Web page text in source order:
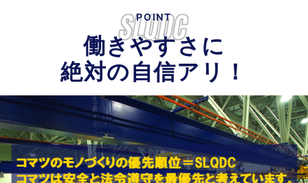
POINT
働きやすさに
絶対の自信アリ！